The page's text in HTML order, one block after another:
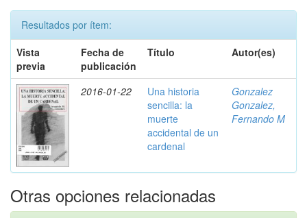
Resultados por ítem:
Vista
previa
Fecha de
publicación
Título Autor(es)
2016-01-22
Una historia
sencilla: la
muerte
accidental de un
cardenal
Gonzalez
Gonzalez,
Fernando M
Otras opciones relacionadas